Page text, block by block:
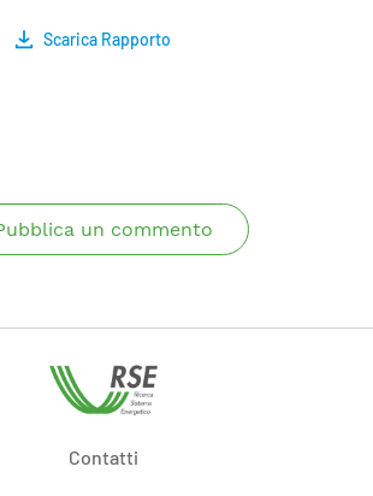
Scarica Rapporto
un commento
Contatti